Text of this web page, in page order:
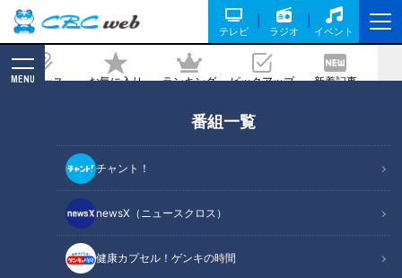
テレビ ラジオ イベント
ニュース お気に入り ランキング ピックアップ 新着記事
MENU
番組一覧
チャント！
newsX（ニュースクロス）
健康カプセル！ゲンキの時間
1高橋宏斗に金言「夏場に一軍へ」―そ
の心は！？
記事に戻る